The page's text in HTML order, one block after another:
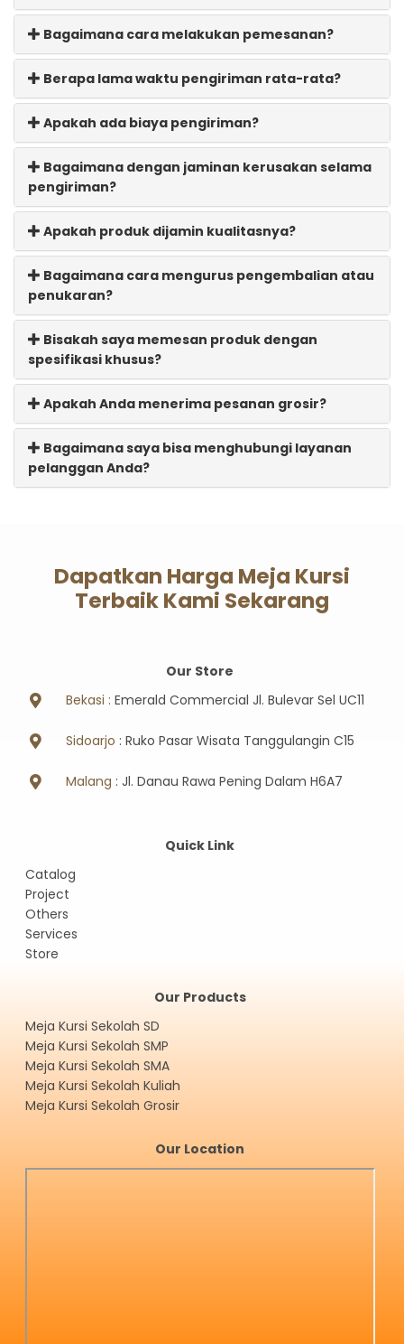
Bagaimana cara melakukan pemesanan?
Berapa lama waktu pengiriman rata-rata?
Apakah ada biaya pengiriman?
Bagaimana dengan jaminan kerusakan selama
pengiriman?
Apakah produk dijamin kualitasnya?
Bagaimana cara mengurus pengembalian atau
penukaran?
Bisakah saya memesan produk dengan
spesifikasi khusus?
Apakah Anda menerima pesanan grosir?
Bagaimana saya bisa menghubungi layanan
pelanggan Anda?
Dapatkan Harga Meja Kursi
Terbaik Kami Sekarang
Our Store
Bekasi : Emerald Commercial Jl. Bulevar Sel UC11
Sidoarjo : Ruko Pasar Wisata Tanggulangin C15
Malang : Jl. Danau Rawa Pening Dalam H6A7
Quick Link
Catalog
Project
Others
Services
Store
Our Products
Meja Kursi Sekolah SD
Meja Kursi Sekolah SMP
Meja Kursi Sekolah SMA
Meja Kursi Sekolah Kuliah
Meja Kursi Sekolah Grosir
Our Location